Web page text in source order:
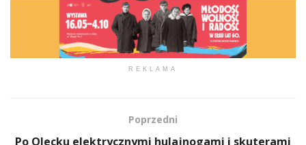
REKLAMA
Poprzedni
Po Olecku elektrycznymi hulajnogami i skuterami